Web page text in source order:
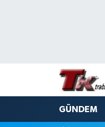
GÜNDEM
Trabzon Namaz